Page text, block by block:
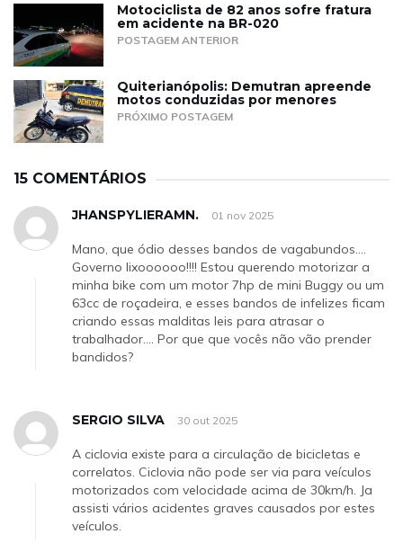
Motociclista de 82 anos sofre fratura
em acidente na BR-020
POSTAGEM ANTERIOR
Quiterianópolis: Demutran apreende
motos conduzidas por menores
PRÓXIMO POSTAGEM
15 COMENTÁRIOS
JHANSPYLIERAMN. 01 nov 2025
Mano, que ódio desses bandos de vagabundos....
Governo lixoooooo!!!! Estou querendo motorizar a
minha bike com um motor 7hp de mini Buggy ou um
63cc de roçadeira, e esses bandos de infelizes ficam
criando essas malditas leis para atrasar o
trabalhador.... Por que que vocês não vão prender
bandidos?
SERGIO SILVA 30 out 2025
A ciclovia existe para a circulação de bicicletas e
correlatos. Ciclovia não pode ser via para veículos
motorizados com velocidade acima de 30km/h. Ja
assisti vários acidentes graves causados por estes
veículos.